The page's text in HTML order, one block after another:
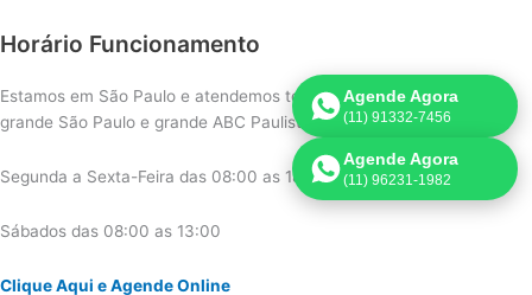
Horário Funcionamento
Estamos em São Paulo e atendemos todos os Bairros de São Paulo,
grande São Paulo e grande ABC Paulista.
Segunda a Sexta-Feira das 08:00 as 18:00
Sábados das 08:00 as 13:00
Clique Aqui e Agende Online
Agende Agora
(11) 91332-7456
Agende Agora
(11) 96231-1982